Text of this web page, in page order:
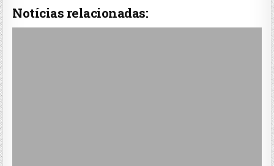
Notícias relacionadas: